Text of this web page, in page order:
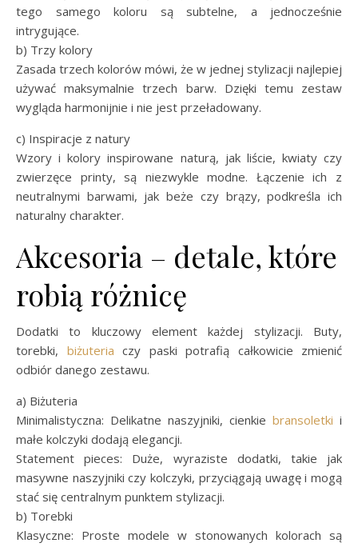
tego samego koloru są subtelne, a jednocześnie
intrygujące.
b) Trzy kolory
Zasada trzech kolorów mówi, że w jednej stylizacji najlepiej
używać maksymalnie trzech barw. Dzięki temu zestaw
wygląda harmonijnie i nie jest przeładowany.
c) Inspiracje z natury
Wzory i kolory inspirowane naturą, jak liście, kwiaty czy
zwierzęce printy, są niezwykle modne. Łączenie ich z
neutralnymi barwami, jak beże czy brązy, podkreśla ich
naturalny charakter.
Akcesoria – detale, które
robią różnicę
Dodatki to kluczowy element każdej stylizacji. Buty,
torebki, biżuteria czy paski potrafią całkowicie zmienić
odbiór danego zestawu.
a) Biżuteria
Minimalistyczna: Delikatne naszyjniki, cienkie bransoletki i
małe kolczyki dodają elegancji.
Statement pieces: Duże, wyraziste dodatki, takie jak
masywne naszyjniki czy kolczyki, przyciągają uwagę i mogą
stać się centralnym punktem stylizacji.
b) Torebki
Klasyczne: Proste modele w stonowanych kolorach są